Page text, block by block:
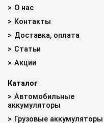
О нас
Контакты
Доставка, оплата
Статьи
Акции
Каталог
Автомобильные
аккумуляторы
Грузовые аккумуляторы